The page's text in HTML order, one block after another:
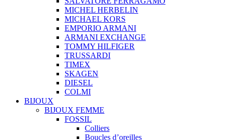
MICHEL HERBELIN
MICHAEL KORS
EMPORIO ARMANI
ARMANI EXCHANGE
TOMMY HILFIGER
TRUSSARDI
TIMEX
SKAGEN
DIESEL
COLMI
BIJOUX
BIJOUX FEMME
FOSSIL
Colliers
Boucles d’oreilles